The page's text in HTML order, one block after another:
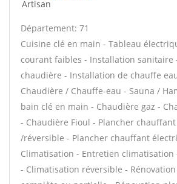
Artisan
Département: 71
Cuisine clé en main - Tableau
courant faibles - Installation sanitaire
chaudière - Installation de chauffe
Chaudière / Chauffe-eau - Sauna /
bain clé en main - Chaudière gaz -
- Chaudière Fioul - Plancher
/réversible - Plancher chauffant
Climatisation - Entretien climatisation
- Climatisation réversible -